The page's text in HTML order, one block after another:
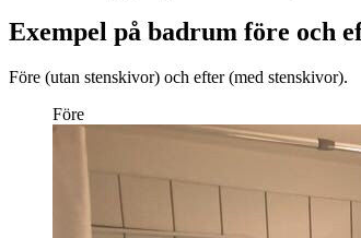
Exempel på badrum före och
Före (utan stenskivor) och efter (med stenskivor).
Före